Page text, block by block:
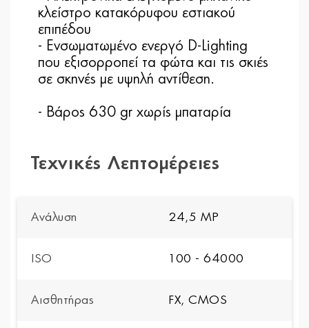
κλείστρο κατακόρυφου εστιακού
επιπέδου
- Ενσωματωμένο ενεργό D-Lighting
που εξισορροπεί τα φώτα και τις σκιές
σε σκηνές με υψηλή αντίθεση.
- Βάρος 630 gr χωρίς μπαταρία
Τεχνικές Λεπτομέρειες
Ανάλυση 24,5 MP
ISO 100 - 64000
Αισθητήρας FX, CMOS